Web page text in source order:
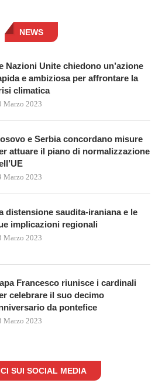
NEWS
Nazioni Unite chiedono un’azione
e ambiziosa per affrontare la
climatica
Marzo 2023
e Serbia concordano misure
attuare il piano di normalizzazione
Marzo 2023
distensione saudita-iraniana e le
implicazioni regionali
Marzo 2023
Francesco riunisce i cardinali
celebrare il suo decimo
da pontefice
Marzo 2023
SUI SOCIAL MEDIA